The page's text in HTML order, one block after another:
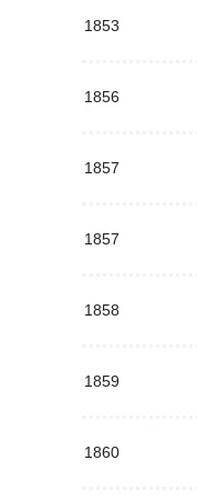
1853
1856
1857
1857
1858
1859
1860